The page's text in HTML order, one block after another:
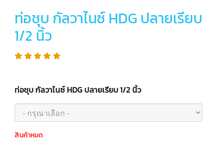
ท่อชุบ กัลวาไนซ์ HDG ปลายเรียบ
1/2 นิ้ว
ท่อชุบ กัลวาไนซ์ HDG ปลายเรียบ 1/2 นิ้ว
สินค้าหมด